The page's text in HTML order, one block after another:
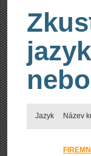
Jazyk Název